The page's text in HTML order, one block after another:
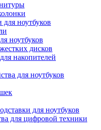
ноутбуков
ноутбуков
дисков
накопителей
для ноутбуков
для ноутбуков
для цифровой техники